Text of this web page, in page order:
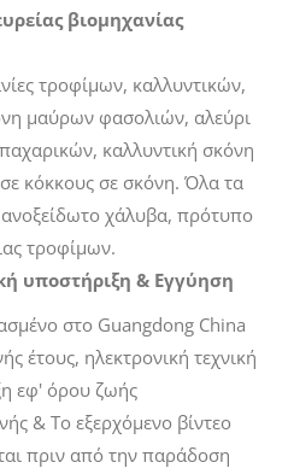
βιομηχανίας
τροφίμων, καλλυντικών,
μαύρων φασολιών, αλεύρι
καλλυντική σκόνη
κόκκους σε σκόνη. Όλα τα
χάλυβα, πρότυπο
τροφίμων.
υποστήριξη & Εγγύηση
στο Guangdong China
έτους, ηλεκτρονική τεχνική
εφ' όρου ζωής
& Το εξερχόμενο βίντεο
πριν από την παράδοση